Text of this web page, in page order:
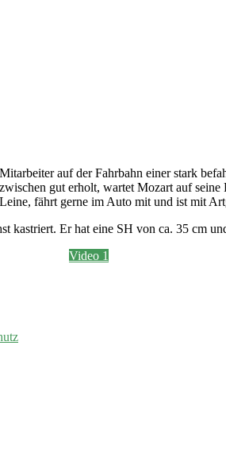
auf der Fahrbahn einer stark
gut erholt, wartet Mozart auf
fährt gerne im Auto mit und ist mit
kastriert. Er hat eine SH von ca. 35 cm
Video 1